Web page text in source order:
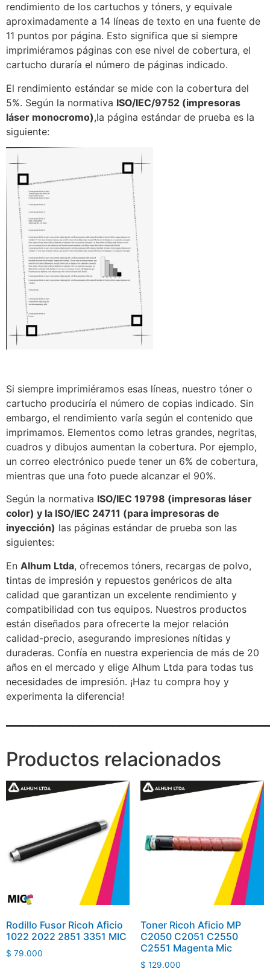
rendimiento de los cartuchos y tóners, y equivale
aproximadamente a 14 líneas de texto en una fuente de
11 puntos por página. Esto significa que si siempre
imprimiéramos páginas con ese nivel de cobertura, el
cartucho duraría el número de páginas indicado.
El rendimiento estándar se mide con la cobertura del
5%. Según la normativa ISO/IEC/9752 (impresoras
láser monocromo),la página estándar de prueba es la
siguiente:
Si siempre imprimiéramos esas líneas, nuestro tóner o
cartucho produciría el número de copias indicado. Sin
embargo, el rendimiento varía según el contenido que
imprimamos. Elementos como letras grandes, negritas,
cuadros y dibujos aumentan la cobertura. Por ejemplo,
un correo electrónico puede tener un 6% de cobertura,
mientras que una foto puede alcanzar el 90%.
Según la normativa ISO/IEC 19798 (impresoras láser
color) y la ISO/IEC 24711 (para impresoras de
inyección) las páginas estándar de prueba son las
siguientes:
En Alhum Ltda, ofrecemos tóners, recargas de polvo,
tintas de impresión y repuestos genéricos de alta
calidad que garantizan un excelente rendimiento y
compatibilidad con tus equipos. Nuestros productos
están diseñados para ofrecerte la mejor relación
calidad-precio, asegurando impresiones nítidas y
duraderas. Confía en nuestra experiencia de más de 20
años en el mercado y elige Alhum Ltda para todas tus
necesidades de impresión. ¡Haz tu compra hoy y
experimenta la diferencia!
Productos relacionados
Rodillo Fusor Ricoh Aficio
1022 2022 2851 3351 MIC
$ 79.000
Toner Ricoh Aficio MP
C2050 C2051 C2550
C2551 Magenta Mic
$ 129.000